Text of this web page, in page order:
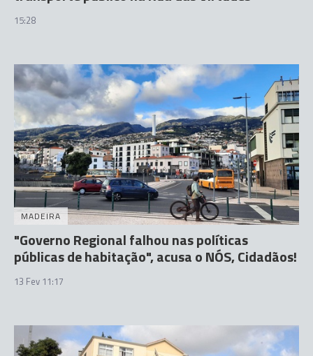
15:28
MADEIRA
"Governo Regional falhou nas políticas
públicas de habitação", acusa o NÓS, Cidadãos!
13 Fev 11:17